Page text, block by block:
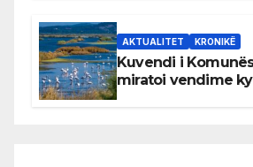
AKTUALITET KRONIKË
Kuvendi i
miratoi vendime